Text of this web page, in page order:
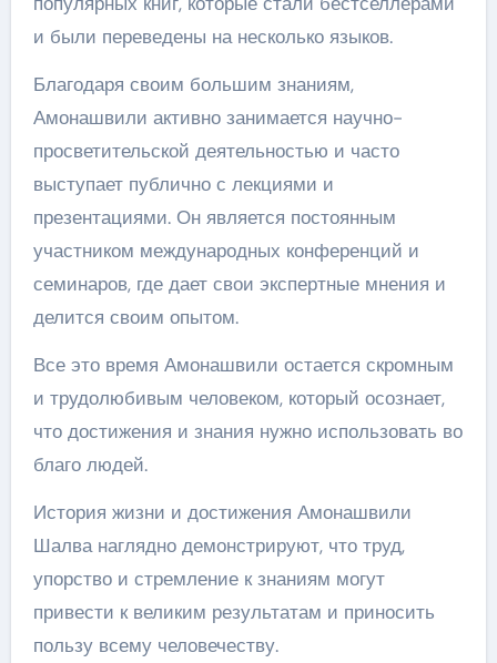
и были переведены на несколько языков.
Благодаря своим большим знаниям,
Амонашвили активно занимается научно-
просветительской деятельностью и часто
выступает публично с лекциями и
презентациями. Он является постоянным
участником международных конференций и
семинаров, где дает свои экспертные мнения и
делится своим опытом.
Все это время Амонашвили остается скромным
и трудолюбивым человеком, который осознает,
что достижения и знания нужно использовать во
благо людей.
История жизни и достижения Амонашвили
Шалва наглядно демонстрируют, что труд,
упорство и стремление к знаниям могут
привести к великим результатам и приносить
пользу всему человечеству.